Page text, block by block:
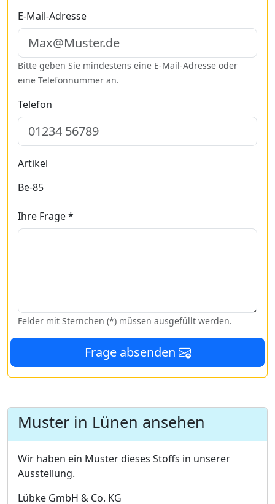
E-Mail-Adresse
Bitte geben Sie mindestens eine E-Mail-Adresse oder
eine Telefonnummer an.
Telefon
Artikel
Be-85
Ihre Frage *
Felder mit Sternchen (*) müssen ausgefüllt werden.
Frage absenden
Muster in Lünen ansehen
Wir haben ein Muster dieses Stoffs in unserer
Ausstellung.
Lübke GmbH & Co. KG